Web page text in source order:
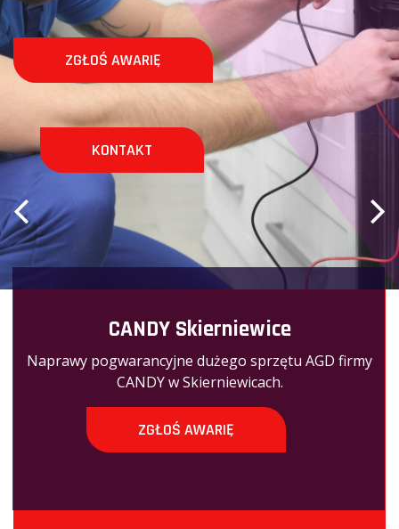
ZGŁOŚ AWARIĘ
KONTAKT
CANDY Skierniewice
Naprawy pogwarancyjne dużego sprzętu AGD firmy
CANDY w Skierniewicach.
ZGŁOŚ AWARIĘ